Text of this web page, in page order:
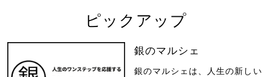
ピックアップ
銀のマルシェ
銀のマルシェは、人生の新しい